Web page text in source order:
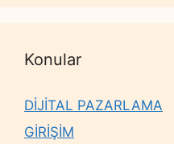
Konular
DİJİTAL PAZARLAMA
GİRİŞİM